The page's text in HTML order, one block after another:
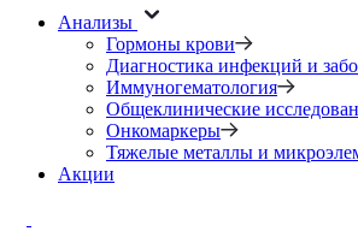
Анализы
Гормоны крови
Диагностика инфекций и
Иммуногематология
Общеклинические
Онкомаркеры
Тяжелые металлы и
Акции